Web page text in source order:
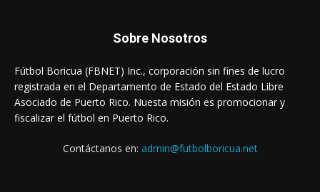
Sobre Nosotros
Fútbol Boricua (FBNET) Inc., corporación sin fines de lucro
registrada en el Departamento de Estado del Estado Libre
Asociado de Puerto Rico. Nuesta misión es promocionar y
fiscalizar el fútbol en Puerto Rico.
Contáctanos en: admin@futbolboricua.net